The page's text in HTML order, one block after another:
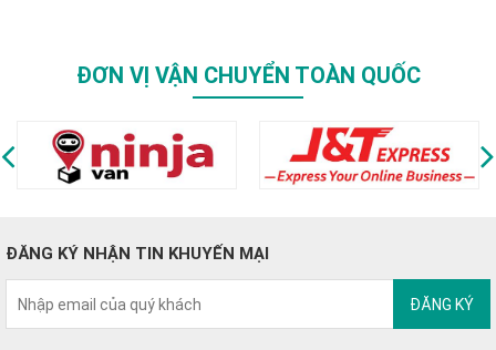
ĐƠN VỊ VẬN CHUYỂN TOÀN QUỐC
ĐĂNG KÝ NHẬN TIN KHUYẾN MẠI
ĐĂNG KÝ